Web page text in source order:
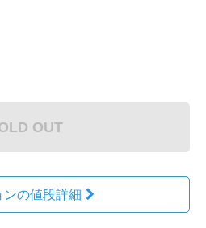
OUT
ンの値段詳細